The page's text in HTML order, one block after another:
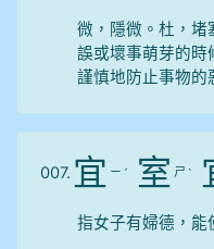
微，隱微。杜，堵
誤或壞事萌芽的時
謹慎地防止事物的
007. 宜 ㄧ ˊ 室 ㄕ ˋ
指女子有婦德，能